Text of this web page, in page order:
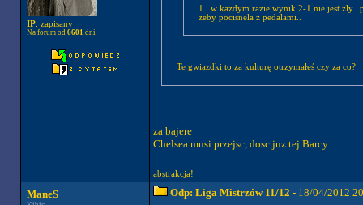
IP: zapisany
Na forum od 6601 dni
1...w kazdym razie wynik 2-1 nie jest
zeby pocisnela z pedalami..
Te gwiazdki to za kulturę otrzymałeś czy za co?
za bajere
Chelsea musi przejsc, dosc juz tej Barcy
abstrakcja!
ManeS Odp: Liga Mistrzów 11/12 - 18/04/2012